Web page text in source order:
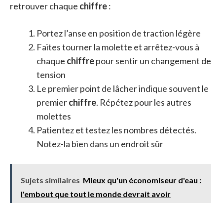
retrouver chaque chiffre:
Portez l’anse en position de traction légère
Faites tourner la molette et arrêtez-vous à
chaque chiffrepour sentir un changement de
tension
Le premier point de lâcher indique souvent le
premierchiffre. Répétez pour les autres
molettes
Patientez et testez les nombres détectés.
Notez-la bien dans un endroit sûr
Sujets similaires Mieux qu'un économiseur d'eau :
l'embout que tout le monde devrait avoir